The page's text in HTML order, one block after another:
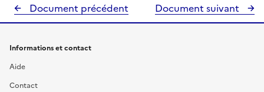
Document précédent Document suivant
Informations et contact
Aide
Contact